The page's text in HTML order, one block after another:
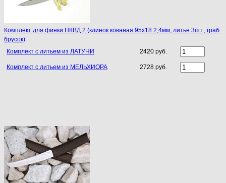
Комплект для финки НКВД 2 (клинок кованая 95х18 2,4мм, литье 3шт., граб
брусок)
Комплект с литьем из ЛАТУНИ
2420 руб.
Комплект с литьем из МЕЛЬХИОРА 2728 руб.